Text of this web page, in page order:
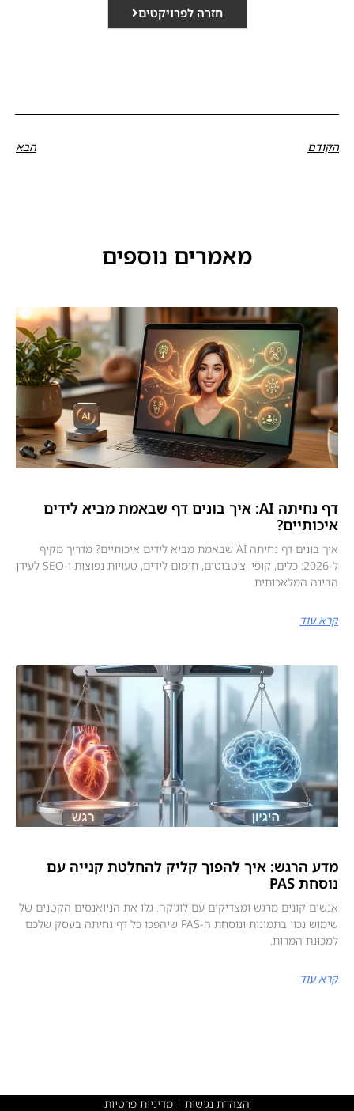
חזרה לפרויקטים
הקודם הבא
מאמרים נוספים
דף נחיתה AI: איך בונים דף שבאמת מביא לידים
איכותיים?
איך בונים דף נחיתה AI שבאמת מביא לידים איכותיים? מדריך מקיף
ל‑2026: כלים, קופי, צ’טבוטים, חימום לידים, טעויות נפוצות ו‑SEO לעידן
הבינה המלאכותית.
קרא עוד
מדע הרגש: איך להפוך קליק להחלטת קנייה עם
נוסחת PAS
אנשים קונים מרגש ומצדיקים עם לוגיקה. גלו את הניואנסים הקטנים של
שימוש נכון בתמונות ונוסחת ה-PAS שיהפכו כל דף נחיתה בעסק שלכם
למכונת המרות.
קרא עוד
הצהרת נגישות | מדיניות פרטיות